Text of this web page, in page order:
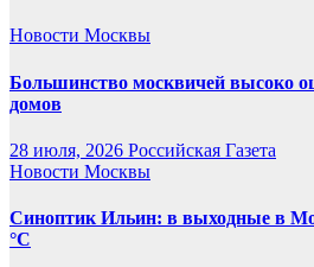
Новости Москвы
Большинство москвичей высоко
домов
28 июля, 2026 Российская Газета
Новости Москвы
Синоптик Ильин: в выходные в
°C